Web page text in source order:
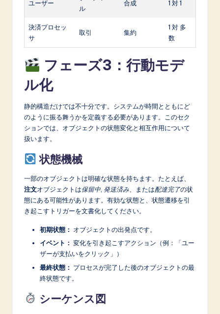
ユーザー
ル
合成 1 対 1
決済プロセッ
サ
取引 集約
1 対 多
数
フェーズ3：行動モデ
ル化
静的構造だけでは不十分です。システムが時間とともにど
のように振る舞うかを定義する必要があります。このセク
ションでは、オブジェクトの状態変化と相互作用について
扱います。
状態機械
一部のオブジェクトは明確な状態を持ちます。たとえば、
注文オブジェクトは保留中, 発送済み、または配達完了の状
態にある可能性があります。有効な状態と、状態遷移を引
き起こすトリガーを文書化してください。
初期状態： オブジェクトの出発点です。
イベント： 変化を引き起こすアクション（例：「ユー
ザーが支払いをクリック」）
最終状態： プロセスが完了した後のオブジェクトの最
終状態です。
シーケンス図